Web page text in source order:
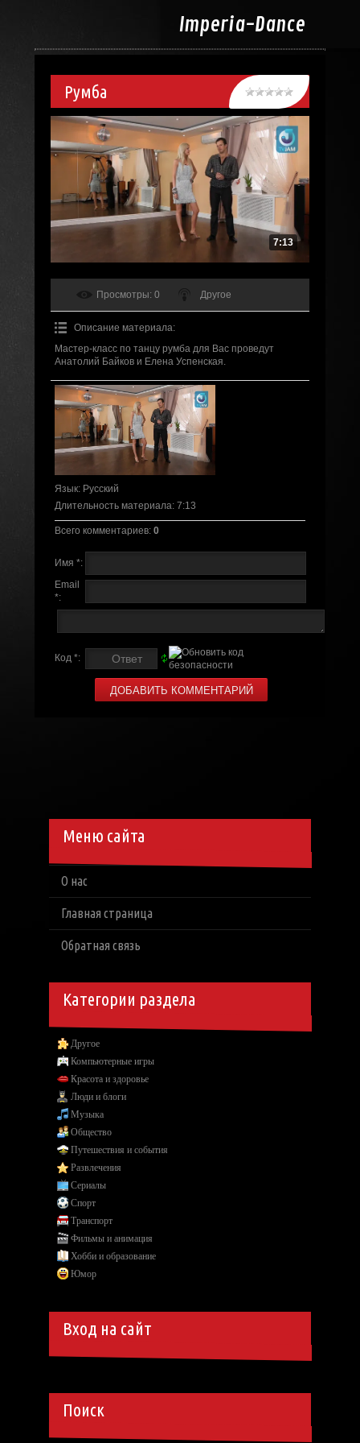
Imperia-Dance
Румба
7:13
Просмотры: 0 Другое
Описание материала:
Мастер-класс по танцу румба для Вас проведут
Анатолий Байков и Елена Успенская.
Язык: Русский
Длительность материала: 7:13
Всего комментариев: 0
Имя *:
Email
*:
Код *:
Меню сайта
О нас
Главная страница
Обратная связь
Категории раздела
Другое
Компьютерные игры
Красота и здоровье
Люди и блоги
Музыка
Общество
Путешествия и события
Развлечения
Сериалы
Спорт
Транспорт
Фильмы и анимация
Хобби и образование
Юмор
Вход на сайт
Поиск